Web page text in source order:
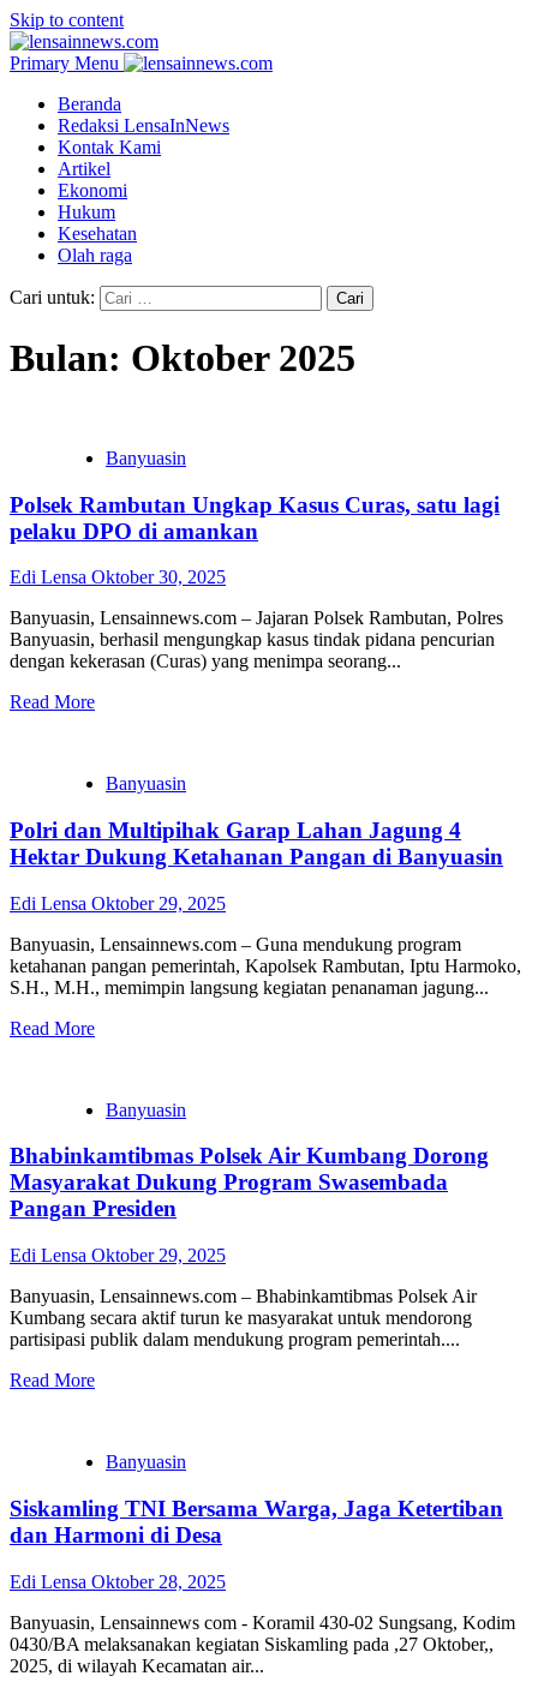
Skip to content
Primary Menu
Beranda
Redaksi LensaInNews
Kontak Kami
Artikel
Ekonomi
Hukum
Kesehatan
Olah raga
Cari untuk:
Bulan: Oktober 2025
Banyuasin
Polsek Rambutan Ungkap Kasus Curas, satu lagi
pelaku DPO di amankan
Edi Lensa Oktober 30, 2025
Banyuasin, Lensainnews.com – Jajaran Polsek Rambutan, Polres
Banyuasin, berhasil mengungkap kasus tindak pidana pencurian
dengan kekerasan (Curas) yang menimpa seorang...
Read More
Banyuasin
Polri dan Multipihak Garap Lahan Jagung 4
Hektar Dukung Ketahanan Pangan di Banyuasin
Edi Lensa Oktober 29, 2025
Banyuasin, Lensainnews.com – Guna mendukung program
ketahanan pangan pemerintah, Kapolsek Rambutan, Iptu Harmoko,
S.H., M.H., memimpin langsung kegiatan penanaman jagung...
Read More
Banyuasin
Bhabinkamtibmas Polsek Air Kumbang Dorong
Masyarakat Dukung Program Swasembada
Pangan Presiden
Edi Lensa Oktober 29, 2025
Banyuasin, Lensainnews.com – Bhabinkamtibmas Polsek Air
Kumbang secara aktif turun ke masyarakat untuk mendorong
partisipasi publik dalam mendukung program pemerintah....
Read More
Banyuasin
Siskamling TNI Bersama Warga, Jaga Ketertiban
dan Harmoni di Desa
Edi Lensa Oktober 28, 2025
Banyuasin, Lensainnews com - Koramil 430-02 Sungsang, Kodim
0430/BA melaksanakan kegiatan Siskamling pada ,27 Oktober,,
2025, di wilayah Kecamatan air...